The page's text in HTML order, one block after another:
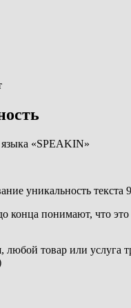
«SPEAKIN»
уникальность текста
понимают, что это
любой товар или